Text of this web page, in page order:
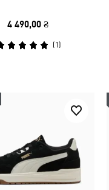
4 490,00 ₴
(1 )